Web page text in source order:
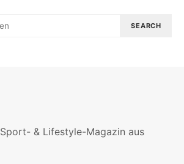
SEARCH
Sport- & Lifestyle-Magazin aus